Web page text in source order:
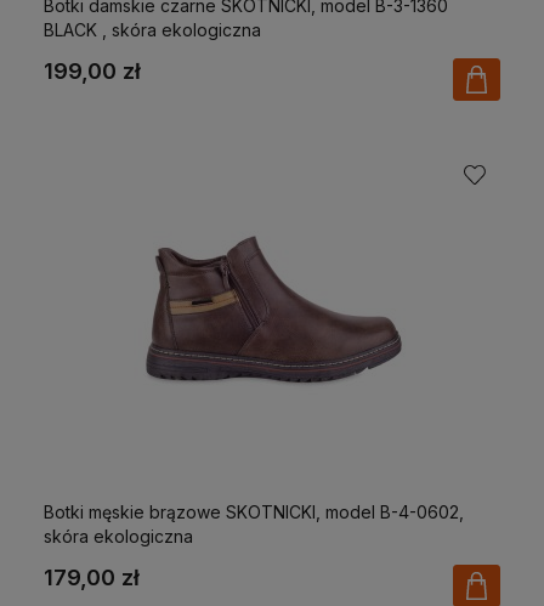
Botki damskie czarne SKOTNICKI, model B-3-1360
BLACK , skóra ekologiczna
199,00 zł
Botki męskie brązowe SKOTNICKI, model B-4-0602,
skóra ekologiczna
179,00 zł